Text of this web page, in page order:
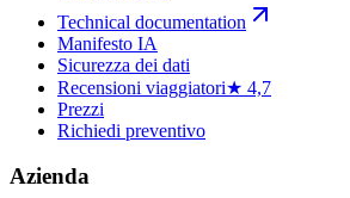
Technical documentation
Manifesto IA
Sicurezza dei dati
Recensioni viaggiatori★ 4,7
Prezzi
Richiedi preventivo
Azienda